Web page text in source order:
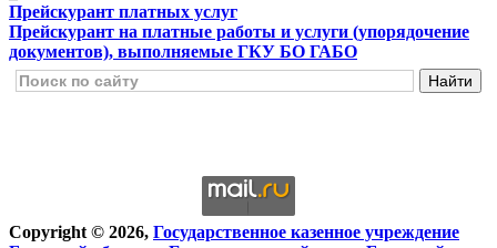
Прейскурант платных услуг
Прейскурант на платные работы и услуги (упорядочение
документов), выполняемые ГКУ БО ГАБО
Copyright © 2026, Государственное казенное учреждение